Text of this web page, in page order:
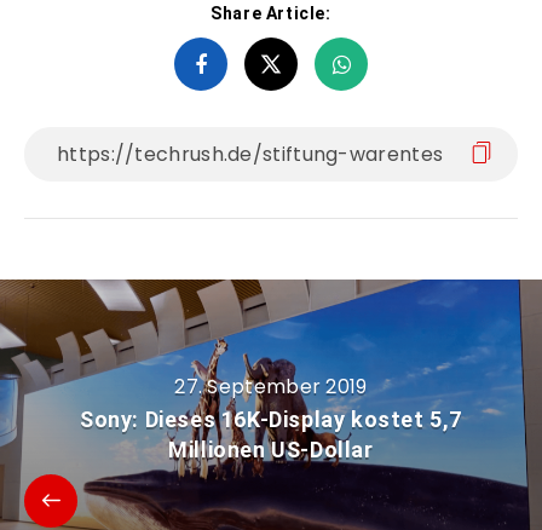
Share Article:
27. September 2019
Sony: Dieses 16K-Display kostet 5,7
Millionen US-Dollar